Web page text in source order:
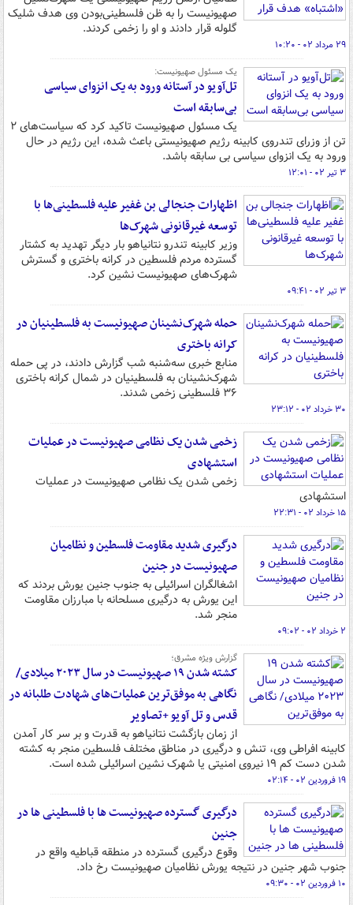
صهیونیست را به ظن فلسطینی‌بودن وی هدف شلیک
گلوله قرار دادند و او را زخمی کردند.
۲۹ مرداد ۰۲ - ۱۰:۲۰
یک مسئول صهیونیست:
تل‌آویو در آستانه ورود به یک انزوای سیاسی
بی‌سابقه است
یک مسئول صهیونیست تاکید کرد که سیاست‌های ۲
تن از وزرای تندروی کابینه رژیم صهیونیستی باعث شده، این رژیم در حال
ورود به یک انزوای سیاسی بی سابقه باشد.
۳ تیر ۰۲ - ۱۲:۰۱
اظهارات جنجالی بن غفیر علیه فلسطینی‌ها با
توسعه غیرقانونی شهرک‌ها
وزیر کابینه تندرو نتانیاهو بار دیگر تهدید به کشتار
گسترده مردم فلسطین در کرانه باختری و گسترش
شهرک‌های صهیونیست نشین کرد.
۳ تیر ۰۲ - ۰۹:۴۱
حمله شهرک‌نشینان صهیونیست به فلسطینیان در
کرانه باختری
منابع خبری سه‌شنبه شب گزارش دادند، در پی حمله
شهرک‌نشینان به فلسطینیان در شمال کرانه باختری
۳۶ فلسطینی زخمی شدند.
۳۰ خرداد ۰۲ - ۲۳:۱۲
زخمی شدن یک نظامی صهیونیست در عملیات
استشهادی
زخمی شدن یک نظامی صهیونیست در عملیات
استشهادی
۱۵ خرداد ۰۲ - ۲۲:۳۱
درگیری شدید مقاومت فلسطین و نظامیان
صهیونیست در جنین
اشغالگران اسرائیلی به جنوب جنین یورش بردند که
این یورش به درگیری مسلحانه با مبارزان مقاومت
منجر شد.
۲ خرداد ۰۲ - ۰۹:۰۲
گزارش ویژه مشرق؛
کشته شدن ۱۹ صهیونیست در سال ۲۰۲۳ میلادی/
نگاهی به موفق‌ترین عملیات‌های شهادت طلبانه در
قدس و تل آویو +تصاویر
از زمان بازگشت نتانیاهو به قدرت و بر سر کار آمدن
کابینه افراطی وی، تنش و درگیری در مناطق مختلف فلسطین منجر به کشته
شدن دست کم ۱۹ نیروی امنیتی یا شهرک نشین اسرائیلی شده است.
۱۹ فروردین ۰۲ - ۰۲:۱۴
درگیری گسترده صهیونیست ها با فلسطینی ها در
جنین
وقوع درگیری گسترده در منطقه قباطیه واقع در
جنوب شهر جنین در نتیجه یورش نظامیان صهیونیست رخ داد.
۱۰ فروردین ۰۲ - ۰۹:۳۰